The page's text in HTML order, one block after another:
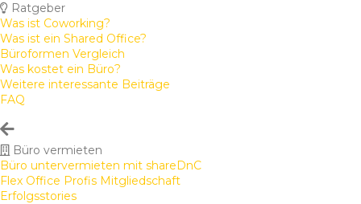
Ratgeber
Was ist Coworking?
Was ist ein Shared Office?
Büroformen Vergleich
Was kostet ein Büro?
Weitere interessante Beiträge
FAQ
Büro vermieten
Büro untervermieten mit shareDnC
Flex Office Profis Mitgliedschaft
Erfolgsstories